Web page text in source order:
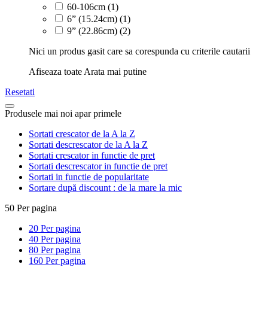
60-106cm (1)
6” (15.24cm) (1)
9” (22.86cm) (2)
Nici un produs gasit care sa corespunda cu criterile cautarii
Afiseaza toate Arata mai putine
Resetati
Produsele mai noi apar primele
Sortati crescator de la A la Z
Sortati descrescator de la A la Z
Sortati crescator in functie de pret
Sortati descrescator in functie de pret
Sortati in functie de popularitate
Sortare după discount : de la mare la mic
50 Per pagina
20 Per pagina
40 Per pagina
80 Per pagina
160 Per pagina